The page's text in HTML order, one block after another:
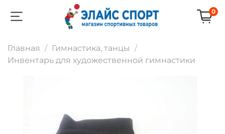
0
Главная
Гимнастика, танцы
Инвентарь для художественной гимнастики